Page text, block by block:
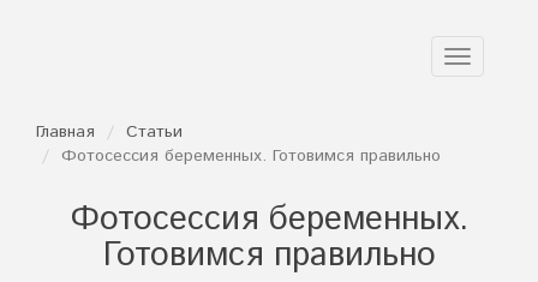
TOGGLE
Главная
Статьи
Фотосессия беременных. Готовимся правильно
Фотосессия беременных.
Готовимся правильно